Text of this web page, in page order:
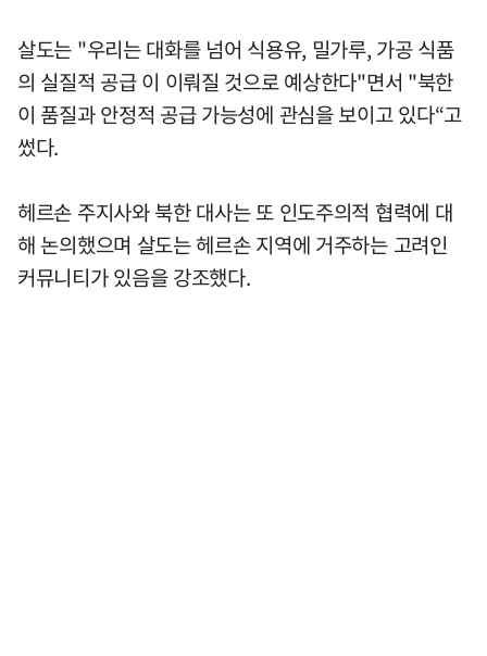
살도는 "우리는 대화를 넘어 식용유, 밀가루, 가공 식품
의 실질적 공급 이 이뤄질 것으로 예상한다"면서 "북한
이 품질과 안정적 공급 가능성에 관심을 보이고 있다“고
썼다.
헤르손 주지사와 북한 대사는 또 인도주의적 협력에 대
해 논의했으며 살도는 헤르손 지역에 거주하는 고려인
커뮤니티가 있음을 강조했다.